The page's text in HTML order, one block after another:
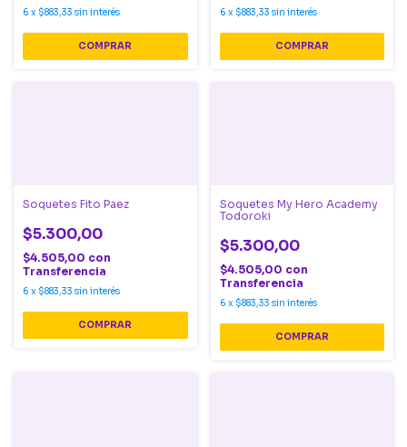
6 x $883,33 sin interés 6 x $883,33 sin interés
Soquetes Fito Paez
$5.300,00
$4.505,00 con
Transferencia
6 x $883,33 sin interés
Soquetes My Hero Academy
Todoroki
$5.300,00
$4.505,00 con
Transferencia
6 x $883,33 sin interés